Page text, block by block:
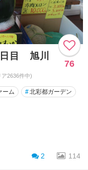
目 旭川
76
2636件中)
ーム #北彩都ガーデン
2 114